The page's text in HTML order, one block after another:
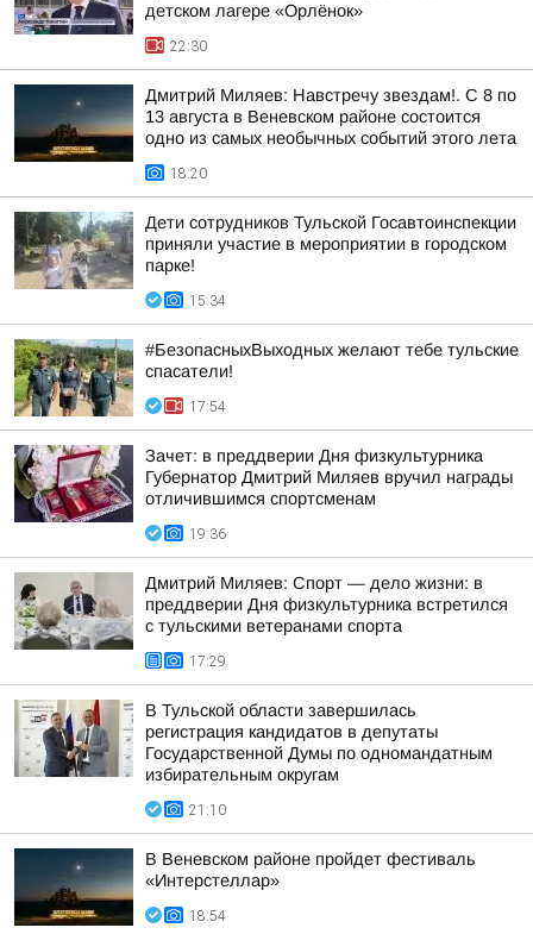
детском лагере «Орлёнок»
22:30
Дмитрий Миляев: Навстречу звездам!. С 8 по
13 августа в Веневском районе состоится
одно из самых необычных событий этого лета
18:20
Дети сотрудников Тульской Госавтоинспекции
приняли участие в мероприятии в городском
парке!
15:34
#БезопасныхВыходных желают тебе тульские
спасатели!
17:54
Зачет: в преддверии Дня физкультурника
Губернатор Дмитрий Миляев вручил награды
отличившимся спортсменам
19:36
Дмитрий Миляев: Спорт — дело жизни: в
преддверии Дня физкультурника встретился
с тульскими ветеранами спорта
17:29
В Тульской области завершилась
регистрация кандидатов в депутаты
Государственной Думы по одномандатным
избирательным округам
21:10
В Веневском районе пройдет фестиваль
«Интерстеллар»
18:54